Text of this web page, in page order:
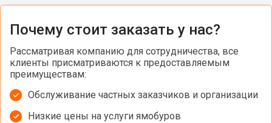
Почему стоит заказать у нас?
Рассматривая компанию для сотрудничества, все
клиенты присматриваются к предоставляемым
преимуществам:
Обслуживание частных заказчиков и организации
Низкие цены на услуги ямобуров